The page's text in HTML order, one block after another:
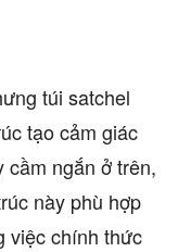
túi satchel
tạo cảm giác
cầm ngắn ở trên,
này phù hợp
việc chính thức